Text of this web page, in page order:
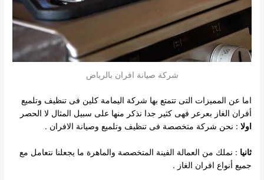
شركة صيانة افران بالرياض
اما عن المميزات التى تتمتع بها شركة اليمامة كلين فى تنظيف وتلميع
أفران الغاز بعرعر فهى كثير جدا نذكر منها على سبيل المثال لا الحصر
اولا : نحن شركة متخصصة فى تنظيف وتلميع وصيانة الافران .
ثانيا : نملك من العمالة الفينة المتخصصة والماهرة ما يجعلنا نتعامل مع
جميع أنواع افران الغاز .